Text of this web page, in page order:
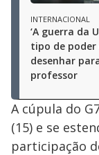
INTERNACIONAL
‘A guerra da
tipo de poder
desenhar
professor
A cúpula do
(15) e se
participação